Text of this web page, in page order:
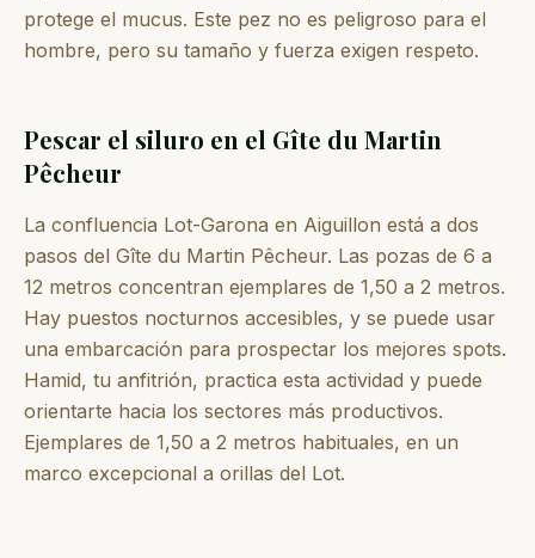
protege el mucus. Este pez no es peligroso para el
hombre, pero su tamaño y fuerza exigen respeto.
Pescar el siluro en el Gîte du Martin
Pêcheur
La confluencia Lot-Garona en Aiguillon está a dos
pasos del Gîte du Martin Pêcheur. Las pozas de 6 a
12 metros concentran ejemplares de 1,50 a 2 metros.
Hay puestos nocturnos accesibles, y se puede usar
una embarcación para prospectar los mejores spots.
Hamid, tu anfitrión, practica esta actividad y puede
orientarte hacia los sectores más productivos.
Ejemplares de 1,50 a 2 metros habituales, en un
marco excepcional a orillas del Lot.